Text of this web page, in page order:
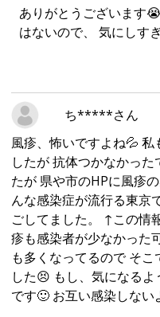
ありがとうございます
はないので、 気にしす
ち*****さん
風疹、怖いですよね💦
したが 抗体つかなかっ
たが 県や市のHPに風疹
んな感染症が流行る東京
ごしてました。 ↑この情
疹も感染者が少なかった
も多くなってるので そ
した😣 もし、気になる
です🙂 お互い感染しない